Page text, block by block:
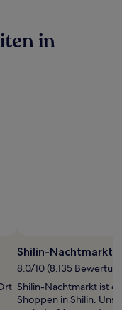
in
Shilin-Nachtmarkt
8.0/10 (8.135
Shilin-Nachtmarkt ist
Shoppen in Shilin.